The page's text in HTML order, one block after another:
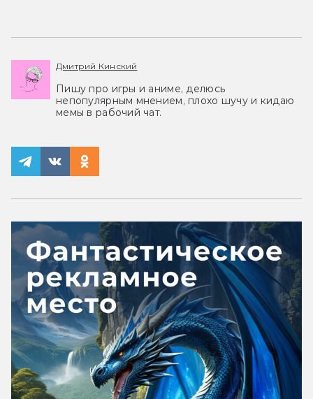
Дмитрий Кинский
Пишу про игры и аниме, делюсь
непопулярным мнением, плохо шучу и кидаю
мемы в рабочий чат.